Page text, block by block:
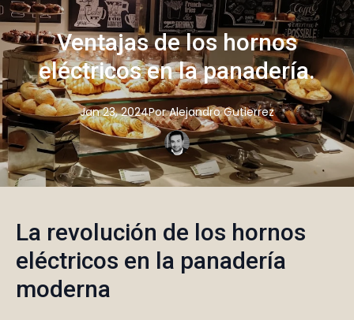
Ventajas de los hornos
eléctricos en la panadería.
Jan 23, 2024Por Alejandro Gutierrez
La revolución de los hornos
eléctricos en la panadería
moderna